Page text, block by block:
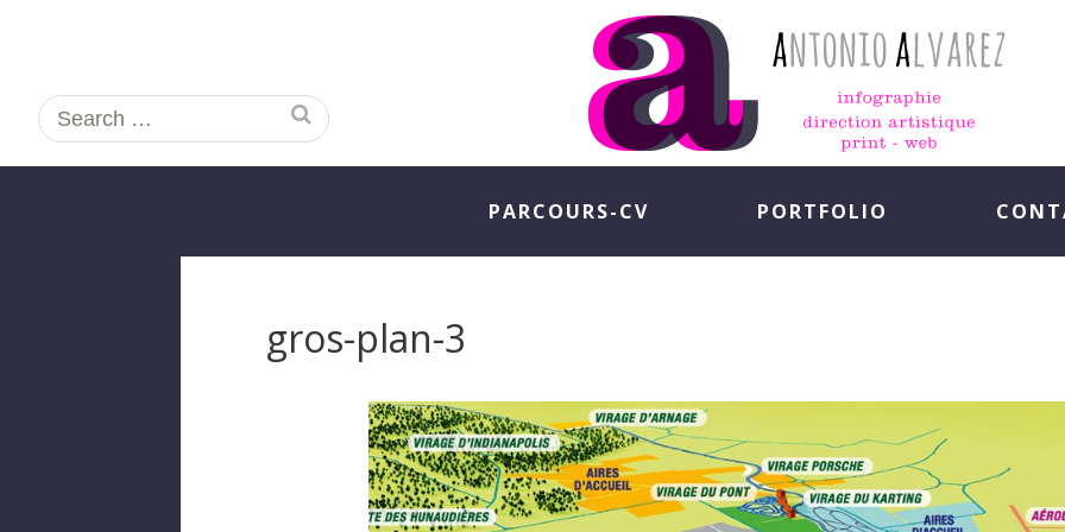
Search
for:
PARCOURS-CV PORTFOLIO
gros-plan-3